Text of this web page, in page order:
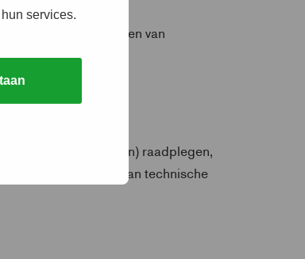
services.
Het overnemen van
te (laten) raadplegen,
is ook niet toegestaan technische